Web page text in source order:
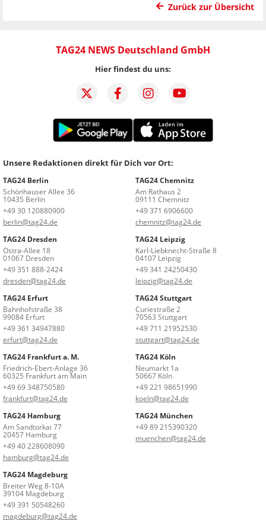
Zurück zur Übersicht
TAG24 NEWS Deutschland GmbH
Hier findest du uns:
Unsere Redaktionen direkt für Dich vor Ort:
TAG24 Berlin
Schönhauser Allee 36
10435 Berlin
+49 30 120880900
berlin@tag24.de
TAG24 Chemnitz
Am Rathaus 2
09111 Chemnitz
+49 371 6906600
chemnitz@tag24.de
TAG24 Dresden
Ostra-Allee 18
01067 Dresden
+49 351 888-2424
dresden@tag24.de
TAG24 Leipzig
Karl-Liebknecht-Straße 8
04107 Leipzig
+49 341 24250430
leipzig@tag24.de
TAG24 Erfurt
Bahnhofstraße 38
99084 Erfurt
+49 361 34947880
erfurt@tag24.de
TAG24 Stuttgart
Curiestraße 2
70563 Stuttgart
+49 711 21952530
stuttgart@tag24.de
TAG24 Frankfurt a. M.
Friedrich-Ebert-Anlage 36
60325 Frankfurt am Main
+49 69 348750580
frankfurt@tag24.de
TAG24 Köln
Neumarkt 1a
50667 Köln
+49 221 98651990
koeln@tag24.de
TAG24 Hamburg
Am Sandtorkai 77
20457 Hamburg
+49 40 228608090
hamburg@tag24.de
TAG24 München
+49 89 215390320
muenchen@tag24.de
TAG24 Magdeburg
Breiter Weg 8-10A
39104 Magdeburg
+49 391 50548260
magdeburg@tag24.de